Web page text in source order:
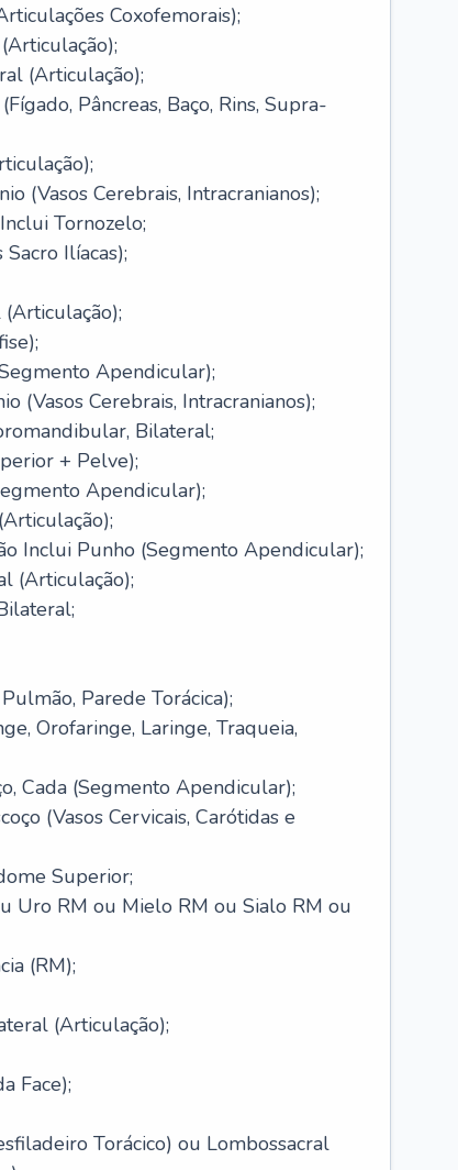
Coxofemorais);
(Articulação);
Pâncreas, Baço, Rins, Supra-
(Vasos Cerebrais, Intracranianos);
Tornozelo;
Ilíacas);
Apendicular);
(Vasos Cerebrais, Intracranianos);
Bilateral;
+ Pelve);
Apendicular);
Inclui Punho (Segmento Apendicular);
(Articulação);
Parede Torácica);
Orofaringe, Laringe, Traqueia,
Cada (Segmento Apendicular);
(Vasos Cervicais, Carótidas e
Superior;
Uro RM ou Mielo RM ou Sialo RM ou
(RM);
(Articulação);
Face);
Torácico) ou Lombossacral